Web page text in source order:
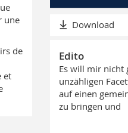
une
de
et
Download
Edito
Es will mir nicht
unzähligen
auf einen
zu bringen und